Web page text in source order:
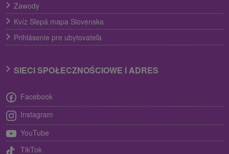
Zawody
Kvíz Slepá mapa Slovenska
Prihlásenie pre ubytovateľa
SIECI SPOŁECZNOŚCIOWE I ADRES
Facebook
Instagram
YouTube
TikTok